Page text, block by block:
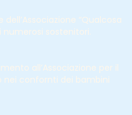
“Qualcosa
numerosi sostenitori.
all’Associazione per il
nei confornti dei bambini